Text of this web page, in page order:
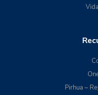
Pirhua –